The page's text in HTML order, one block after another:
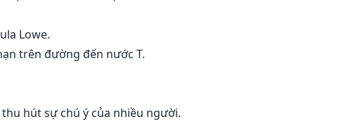
Lowe.
trên đường đến nước T.
hút sự chú ý của nhiều người.